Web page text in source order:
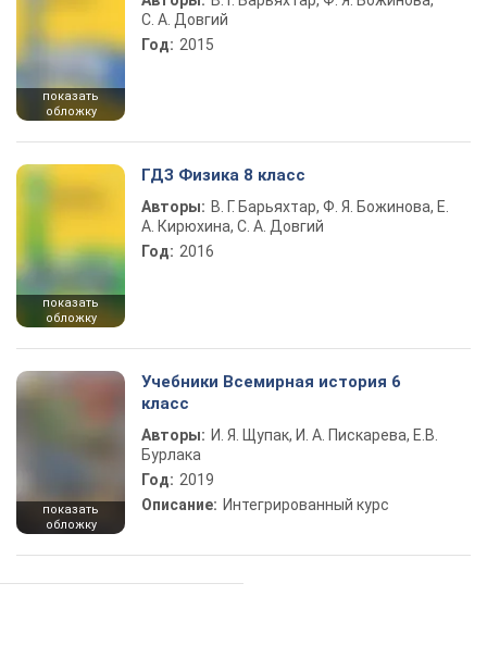
показать
обложку
С. А. Довгий
Год: 2015
показать
обложку
ГДЗ Физика 8 класс
Авторы: В. Г. Барьяхтар, Ф. Я. Божинова, Е.
А. Кирюхина, С. А. Довгий
Год: 2016
показать
обложку
Учебники Всемирная история 6
класс
Авторы: И. Я. Щупак, И. А. Пискарева, Е.В.
Бурлака
Год: 2019
Описание: Интегрированный курс